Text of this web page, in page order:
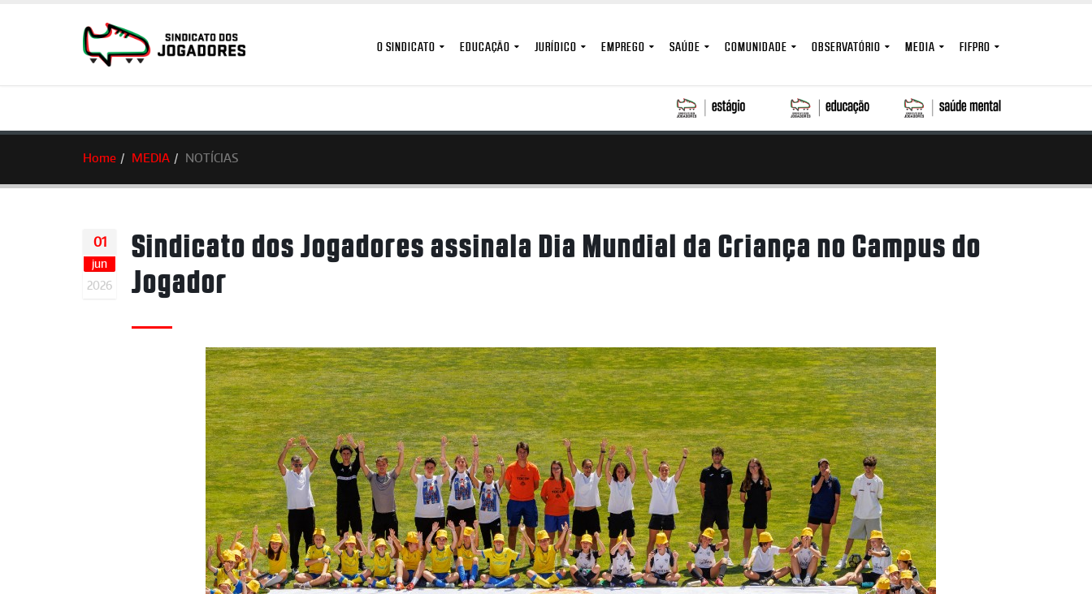
O SINDICATO EDUCAÇÃO JURÍDICO EMPREGO SAÚDE COMUNIDADE OBSERVATÓRIO MEDIA FIFPRO
Home MEDIA NOTÍCIAS
01
jun
2026
Sindicato dos Jogadores assinala Dia Mundial da Criança no Campus do
Jogador